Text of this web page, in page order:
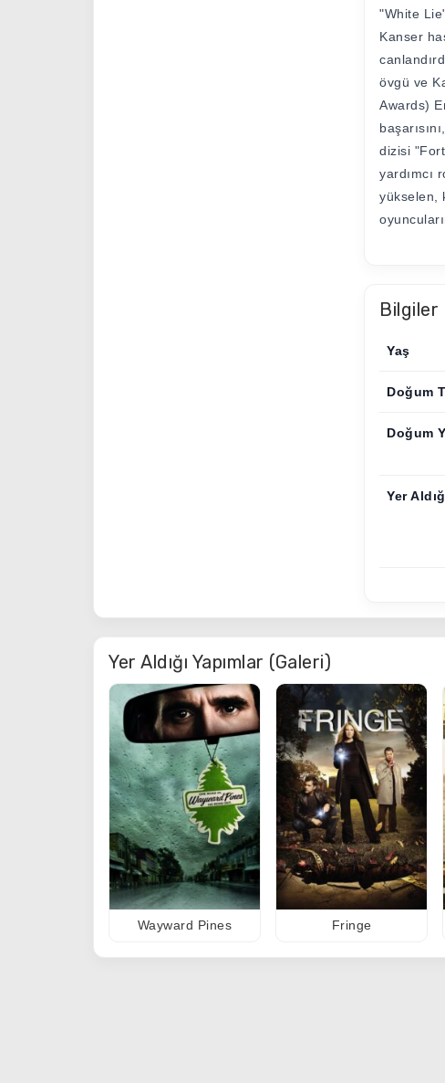
"White
Kanser
övgü ve
Awards)
dizisi
yardımcı
yükselen,
Bilgiler
Yaş
Doğum
Doğum
Yer
Yer Aldığı Yapımlar (Galeri)
Wayward Pines Fringe